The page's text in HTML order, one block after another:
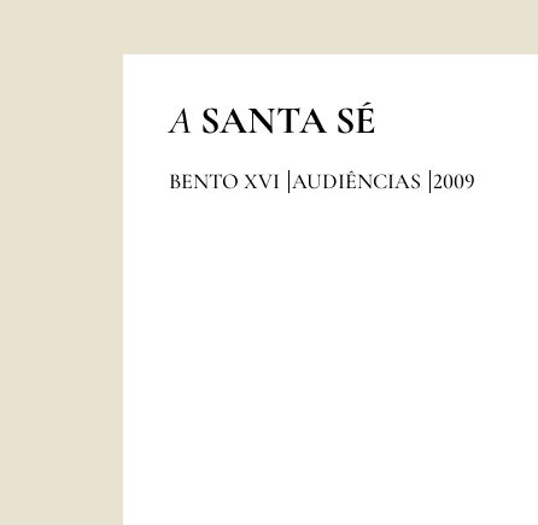
A SANTA SÉ
BENTO XVI AUDIÊNCIAS 2009